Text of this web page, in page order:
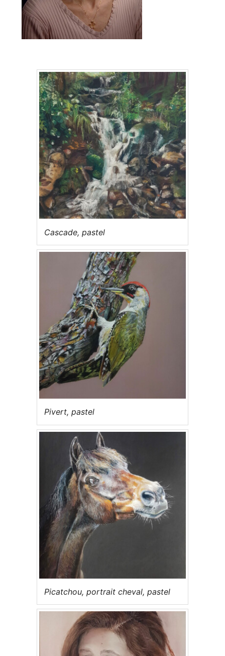
Cascade, pastel
Pivert, pastel
Picatchou, portrait cheval, pastel